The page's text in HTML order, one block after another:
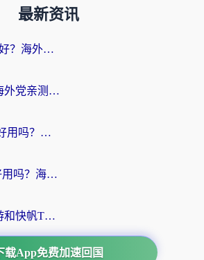
最新资讯
雷神手游和sixfast哪个好？海外党亲测3款回国加速器，教你选对不踩坑
穿梭和快喵好用吗？海外党亲测：小众加速器对比+番茄加速器深度体验
云极和Unblock Youku好用吗？海外党亲测+2026回国加速器避坑指南
ChickCN和海外回国好用吗？海外党2026亲测：从手游到影音，选对加速器的3个关键
海外党必看：雷神手游和快帆TV版好用吗？3步选对回国加速器不踩坑
载App免费加速回国